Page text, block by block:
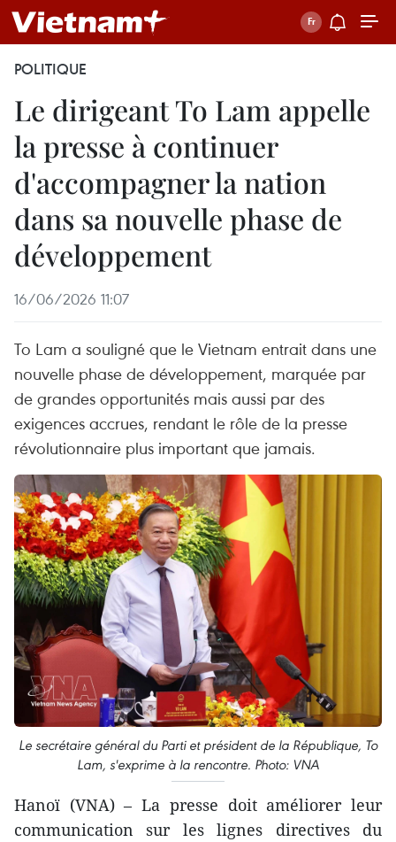
POLITIQUE
Le dirigeant To Lam appelle
la presse à continuer
d'accompagner la nation
dans sa nouvelle phase de
développement
16/06/2026 11:07
To Lam a souligné que le Vietnam entrait dans une
nouvelle phase de développement, marquée par
de grandes opportunités mais aussi par des
exigences accrues, rendant le rôle de la presse
révolutionnaire plus important que jamais.
Le secrétaire général du Parti et président de la République, To
Lam, s'exprime à la rencontre. Photo: VNA
Hanoï (VNA) – La presse doit améliorer leur
communication sur les lignes directives du